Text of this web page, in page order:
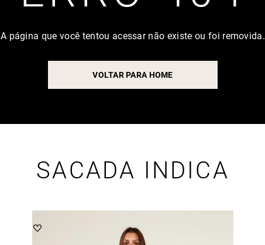
A página que você tentou acessar não existe ou foi removida.
VOLTAR PARA HOME
SACADA INDICA